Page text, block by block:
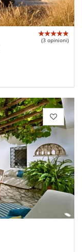
(3 opinioni)